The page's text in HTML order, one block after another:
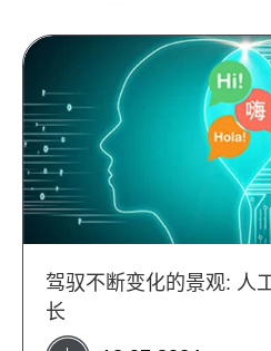
驾驭不断变化的景观: 人
长